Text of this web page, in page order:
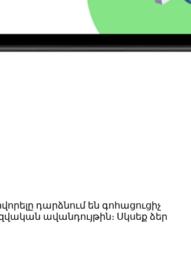
դարձնում են գոհացուցիչ
ավանդույթին։ Սկսեք ձեր